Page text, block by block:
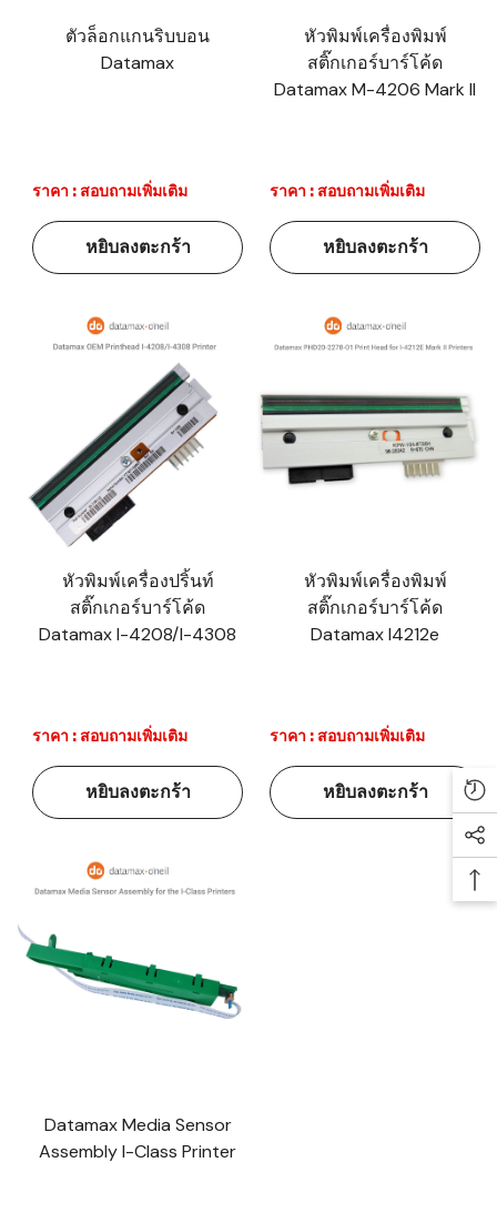
ตัวล็อกแกนริบบอน
Datamax
ราคา : สอบถามเพิ่มเติม
หยิบลงตะกร้า
หัวพิมพ์เครื่องพิมพ์
สติ๊กเกอร์บาร์โค้ด
Datamax M-4206 Mark II
ราคา : สอบถามเพิ่มเติม
หยิบลงตะกร้า
หัวพิมพ์เครื่องปริ้นท์
สติ๊กเกอร์บาร์โค้ด
Datamax I-4208/I-4308
ราคา : สอบถามเพิ่มเติม
หยิบลงตะกร้า
หัวพิมพ์เครื่องพิมพ์
สติ๊กเกอร์บาร์โค้ด
Datamax I4212e
ราคา : สอบถามเพิ่มเติม
หยิบลงตะกร้า
Datamax Media Sensor
Assembly I-Class Printer